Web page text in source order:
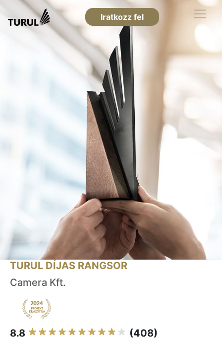
Iratkozz fel
TURUL DÍJAS RANGSOR
Camera Kft.
8.8 (408)